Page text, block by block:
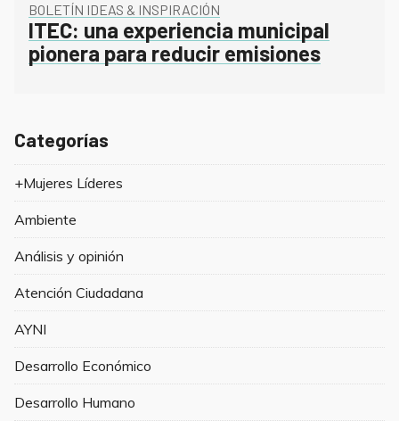
BOLETÍN IDEAS & INSPIRACIÓN
ITEC: una experiencia municipal
pionera para reducir emisiones
Categorías
+Mujeres Líderes
Ambiente
Análisis y opinión
Atención Ciudadana
AYNI
Desarrollo Económico
Desarrollo Humano